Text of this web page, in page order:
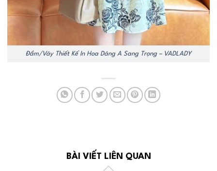
Đầm/Váy Thiết Kế In Hoa Dáng A Sang Trọng – VADLADY
BÀI VIẾT LIÊN QUAN